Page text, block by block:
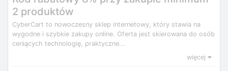
2 produktów
CyberCart to nowoczesny sklep internetowy, który stawia na
wygodne i szybkie zakupy online. Oferta jest skierowana do osób
ceniących technologię, praktyczne...
więcej